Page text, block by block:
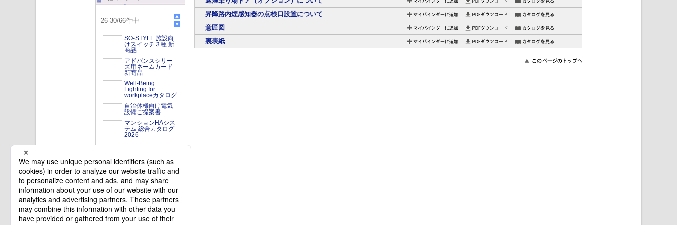
昇降路内煙感知器の点検口設置について
意匠図
裏表紙
26-30/66件中
SO-STYLE 施設向
けスイッチ３種 新
商品
アドバンスシリー
ズ用ネームカード
新商品
Well-Being
Lighting for
workplaceカタログ
自治体様向け電気
設備ご提案書
マンションHAシス
テム 総合カタログ
2026